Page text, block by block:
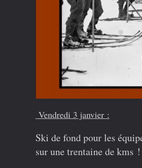
Vendredi 3 janvier :
Ski de fondpour les
sur une trentaine de kms !